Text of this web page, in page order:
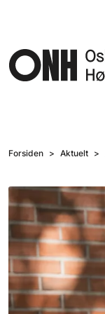
Forsiden Aktuelt